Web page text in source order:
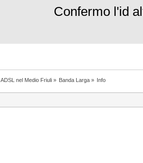
Confermo l'id
ADSL nel Medio Friuli» Banda Larga» Info